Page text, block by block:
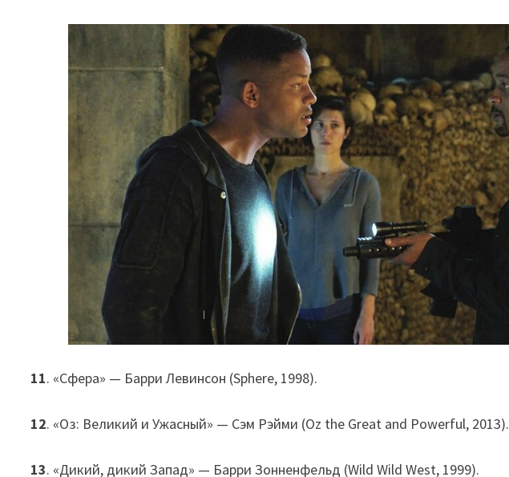
11. «Сфера» — Барри Левинсон (Sphere, 1998).
12. «Оз: Великий и Ужасный» — Сэм Рэйми (Oz the Great and Powerful, 2013).
13. «Дикий, дикий Запад» — Барри Зонненфельд (Wild Wild West, 1999).